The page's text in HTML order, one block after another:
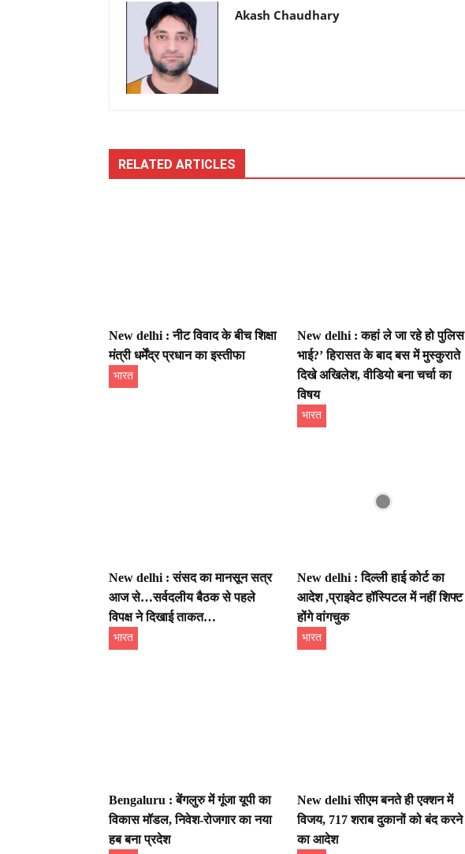
Akash Chaudhary
RELATED ARTICLES
New delhi : नीट विवाद के बीच शिक्षा
मंत्री धर्मेंद्र प्रधान का इस्तीफा
भारत
New delhi : कहां ले जा रहे हो पुलिस
भाई?’ हिरासत के बाद बस में मुस्कुराते
दिखे अखिलेश, वीडियो बना चर्चा का
विषय
भारत
New delhi : संसद का मानसून सत्र
आज से…सर्वदलीय बैठक से पहले
विपक्ष ने दिखाई ताकत…
भारत
New delhi : दिल्ली हाई कोर्ट का
आदेश ,प्राइवेट हॉस्पिटल में नहीं शिफ्ट
होंगे वांगचुक
भारत
Bengaluru : बेंगलुरु में गूंजा यूपी का
विकास मॉडल, निवेश-रोजगार का नया
हब बना प्रदेश
New delhi सीएम बनते ही एक्शन में
विजय, 717 शराब दुकानों को बंद करने
का आदेश